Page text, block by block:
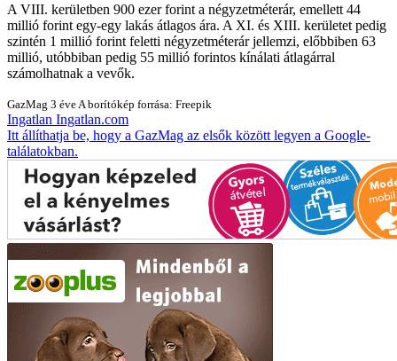
A VIII. kerületben 900 ezer forint a négyzetméterár, emellett 44
millió forint egy-egy lakás átlagos ára. A XI. és XIII. kerületet pedig
szintén 1 millió forint feletti négyzetméterár jellemzi, előbbiben 63
millió, utóbbiban pedig 55 millió forintos kínálati átlagárral
számolhatnak a vevők.
GazMag 3 éve A borítókép forrása: Freepik
Ingatlan Ingatlan.com
Itt állíthatja be, hogy a GazMag az elsők között legyen a Google-
találatokban.